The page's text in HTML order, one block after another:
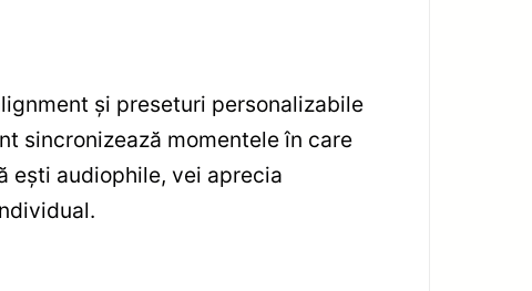
și preseturi personalizabile
sincronizează momentele în care
ești audiophile, vei aprecia